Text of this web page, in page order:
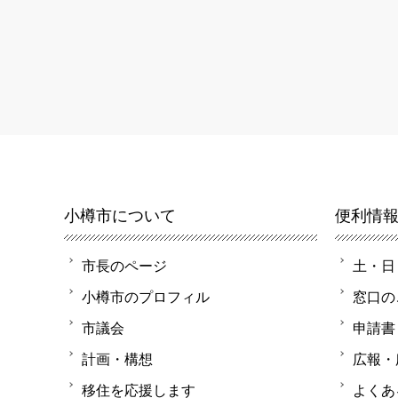
小樽市について
市長のページ
小樽市のプロフィル
市議会
計画・構想
移住を応援します
便利情
土・
窓口
申請
広報
よく